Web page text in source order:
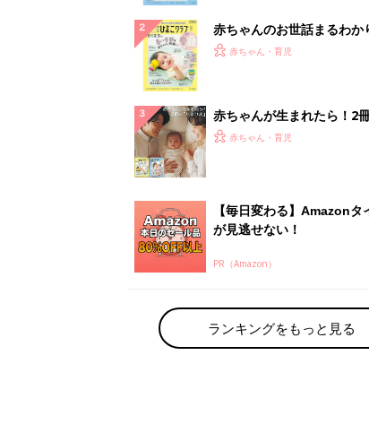
ランキングをもっと見る
赤ちゃん・育児の人気テーマ
育児日記・マンガ